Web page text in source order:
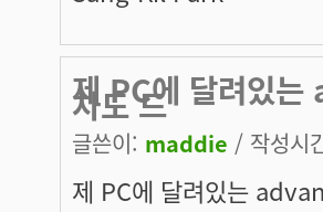
제 PC에 달려있
차도 드
글쓴이: maddie / 작성시
제 PC에 달려있는